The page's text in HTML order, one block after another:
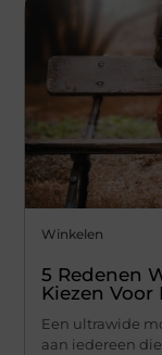
Winkelen
5 Redenen
Kiezen
Een ultrawide
aan iedereen